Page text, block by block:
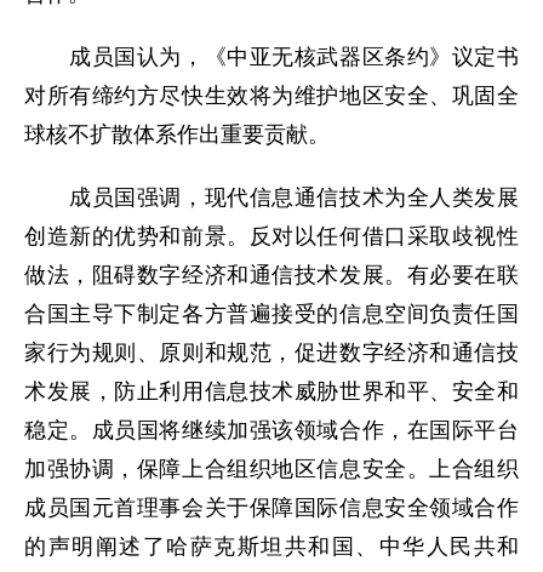
成员国认为，《中亚无核武器区条约》议定书
对所有缔约方尽快生效将为维护地区安全、巩固全
球核不扩散体系作出重要贡献。
成员国强调，现代信息通信技术为全人类发展
创造新的优势和前景。反对以任何借口采取歧视性
做法，阻碍数字经济和通信技术发展。有必要在联
合国主导下制定各方普遍接受的信息空间负责任国
家行为规则、原则和规范，促进数字经济和通信技
术发展，防止利用信息技术威胁世界和平、安全和
稳定。成员国将继续加强该领域合作，在国际平台
加强协调，保障上合组织地区信息安全。上合组织
成员国元首理事会关于保障国际信息安全领域合作
的声明阐述了哈萨克斯坦共和国、中华人民共和